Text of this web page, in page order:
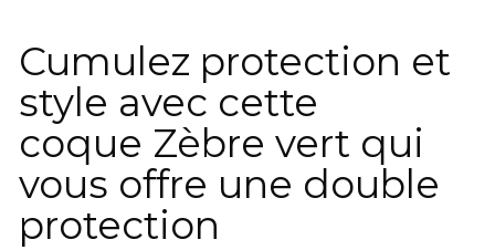
Cumulez protection et
style avec cette
coque Zèbre vert qui
vous offre une double
protection